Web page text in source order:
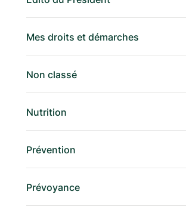
Mes droits et démarches
Non classé
Nutrition
Prévention
Prévoyance